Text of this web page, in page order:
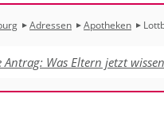
Hebammen
Geburtshäuser
Frauenärzte
Checklisten
Beratungsstellen
Kinderwunschzentren
Schwangerschaftskurse
Erste Hilfe & Beratung
Rückbildung
Shopping
Wellness & Gesundheit
Fotografie &
Adressen Apotheken
Was Eltern jetzt